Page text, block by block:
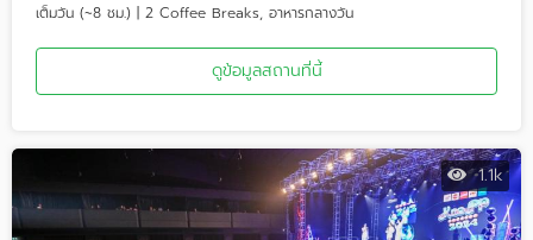
เต็มวัน (~8 ชม.) | 2 Coffee Breaks, อาหารกลางวัน
ดูข้อมูลสถานที่นี้
1.1k